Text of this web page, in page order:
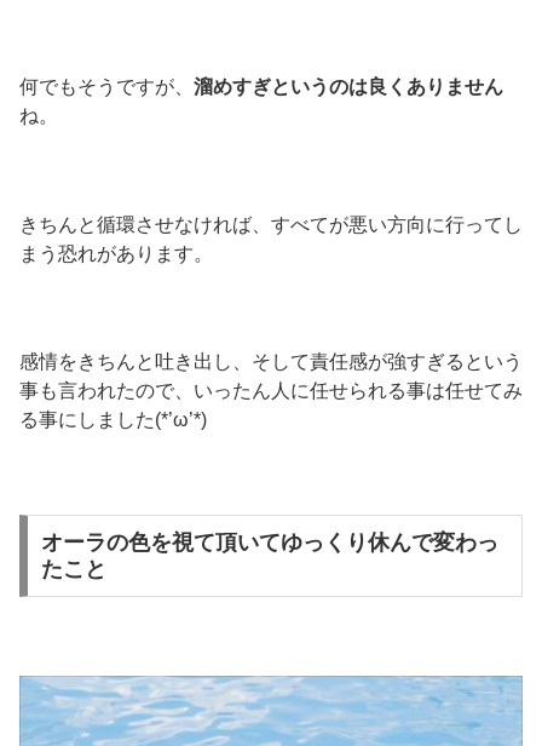
何でもそうですが、 溜めすぎというのは良くありません
ね。
きちんと循環させなければ、すべてが悪い方向に行ってし
まう恐れがあります。
感情をきちんと吐き出し、そして責任感が強すぎるという
事も言われたので、いったん人に任せられる事は任せてみ
る事にしました(*’ω’*)
オーラの色を視て頂いてゆっくり休んで変わっ
たこと